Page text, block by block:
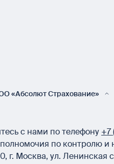
«Абсолют Страхование»
с нами по телефону +7
по контролю и
, г. Москва, ул. Ленинская